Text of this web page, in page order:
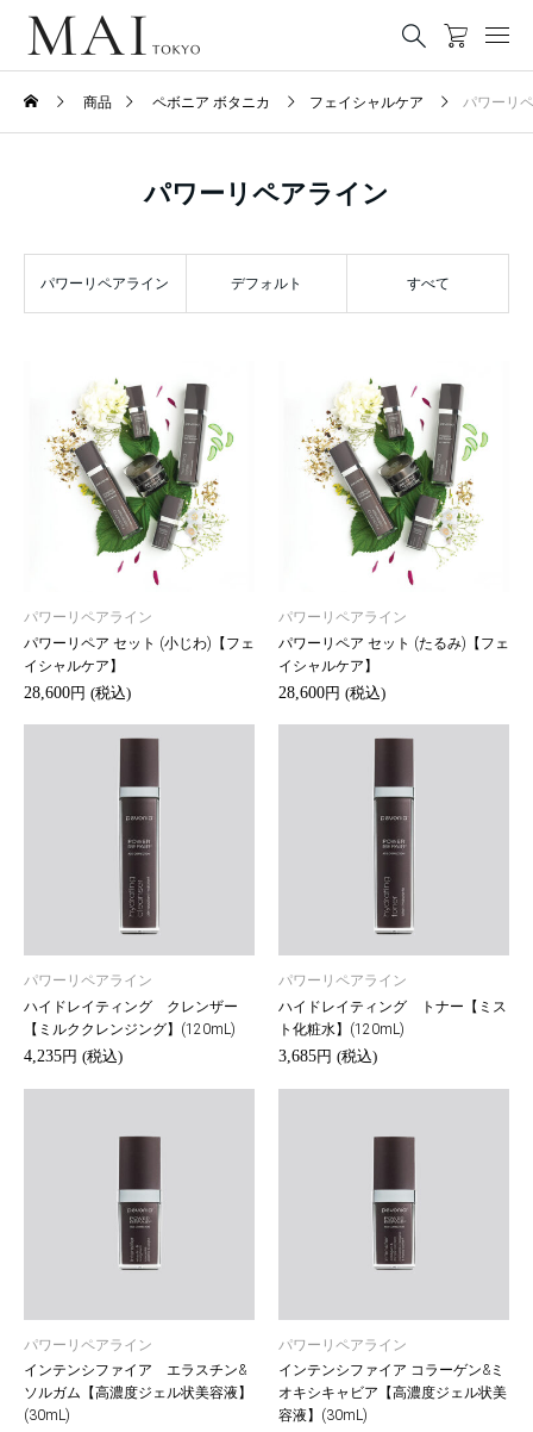
商品 ペボニア ボタニカ フェイシャルケア パワーリ
パワーリペアライン
パワーリペアライン デフォルト すべて
パワーリペアライン
パワーリペア セット (小じわ)【フェ
イシャルケア】
28,600円 (税込)
パワーリペアライン
パワーリペア セット (たるみ)【フェ
イシャルケア】
28,600円 (税込)
パワーリペアライン
ハイドレイティング クレンザー
【ミルククレンジング】(120mL)
4,235円 (税込)
パワーリペアライン
ハイドレイティング トナー【ミス
ト化粧水】(120mL)
3,685円 (税込)
パワーリペアライン
インテンシファイア エラスチン&
ソルガム【高濃度ジェル状美容液】
(30mL)
パワーリペアライン
インテンシファイア コラーゲン&ミ
オキシキャビア【高濃度ジェル状美
容液】(30mL)